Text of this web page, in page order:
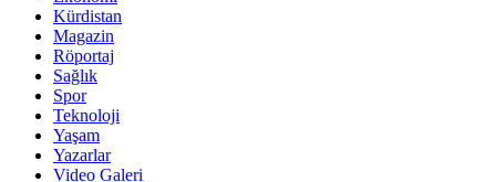
Kürdistan
Magazin
Röportaj
Sağlık
Spor
Teknoloji
Yaşam
Yazarlar
Video Galeri